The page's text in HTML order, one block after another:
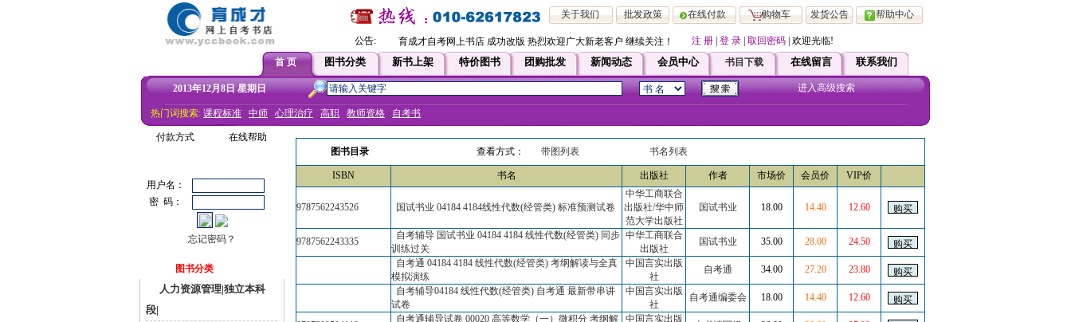
关于我们 批发政策 在线付款 购物车 发货公告 帮助中心
公告: 育成才自考网上书店 成功改版 热烈欢迎广大新老客户 继续关注！！即日起，凡在本站注册会员 均可直接享受ViP 服务！如有疑问请直接跟客服联系！
注 册 登 录 取回密码 | 欢迎光临!
首 页
图书分类 新书上架 特价图书 团购批发 新闻动态 会员中心 书目下载 在线留言 联系我们
2013年12月8日 星期日 进入高级搜索
热门词搜索: 课程标准 中师 心理治疗 高职 教师资格 自考书
付款方式 在线帮助
用户名：
密 码：
忘记密码？
图书分类
人力资源管理|独立本科
段|
图书目录 查看方式： 带图列表 书名列表
ISBN 书名 出版社 作者 市场价 会员价 VIP价
9787562243526 国试书业 04184 4184线性代数(经管类) 标准预测试卷
中华工商联合
出版社/华中师
范大学出版社
国试书业 18.00 14.40 12.60
9787562243335
自考辅导 国试书业 04184 4184 线性代数(经管类) 同步
训练过关
中华工商联合
出版社
国试书业 35.00 28.00
24.50
自考通 04184 4184 线性代数(经管类) 考纲解读与全真
模拟演练
中国言实出版
社
自考通 34.00 27.20
23.80
自考辅导04184 线性代数(经管类) 自考通 最新带串讲
试卷
中国言实出版
社
自考通编委会 18.00 14.40 12.60
自考通辅导试卷 00020 高等数学（一）微积分 考纲解
中国言实出版